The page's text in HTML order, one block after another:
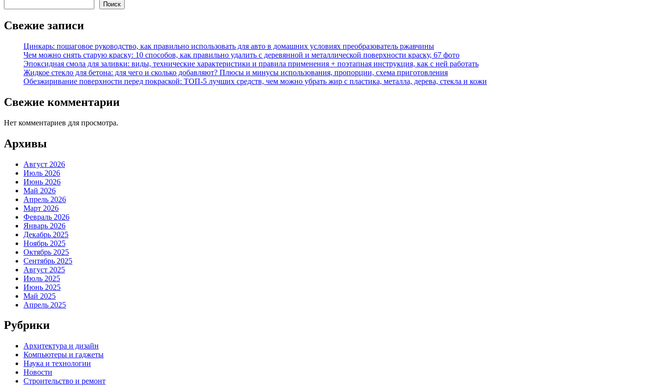
Поиск
Свежие записи
Цинкарь: пошаговое руководство, как правильно использовать для авто в домашних условиях преобразователь ржавчины
Чем можно снять старую краску: 10 способов, как правильно удалить с деревянной и металлической поверхности краску, 67 фото
Эпоксидная смола для заливки: виды, технические характеристики и правила применения + поэтапная инструкция, как с ней работать
Жидкое стекло для бетона: для чего и сколько добавляют? Плюсы и минусы использования, пропорции, схема приготовления
Обезжиривание поверхности перед покраской: ТОП-5 лучших средств, чем можно убрать жир с пластика, металла, дерева, стекла и кожи
Свежие комментарии
Нет комментариев для просмотра.
Архивы
Август 2026
Июль 2026
Июнь 2026
Май 2026
Апрель 2026
Март 2026
Февраль 2026
Январь 2026
Декабрь 2025
Ноябрь 2025
Октябрь 2025
Сентябрь 2025
Август 2025
Июль 2025
Июнь 2025
Май 2025
Апрель 2025
Рубрики
Архитектура и дизайн
Компьютеры и гаджеты
Наука и технологии
Новости
Строительство и ремонт